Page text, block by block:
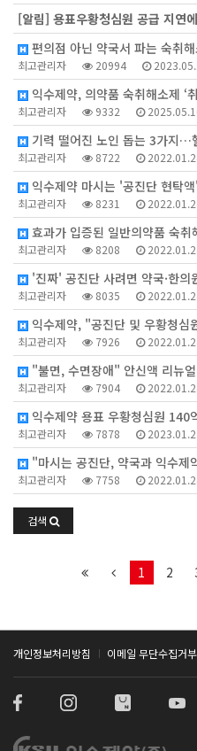
[알림] 용표우황청심원 공급 지연
편의점 아닌 약국서 파는 숙취
최고관리자 20994
익수제약, 의약품 숙취해소제 ‘
최고관리자 9332
기력 떨어진 노인 돕는 3가지…
최고관리자 8722
익수제약 마시는 '공진단 현탁
최고관리자 8231
효과가 입증된 일반의약품 숙
최고관리자 8208
'진짜' 공진단 사려면 약국·한
최고관리자 8035
익수제약, "공진단 및 우황청
최고관리자 7926
"불면, 수면장애" 안신액 리뉴
최고관리자 7904
익수제약 용표 우황청심원 140
최고관리자 7878
"마시는 공진단, 약국과 익수
최고관리자 7758
검색
1 2
개인정보처리방침 이메일 무단수집거부